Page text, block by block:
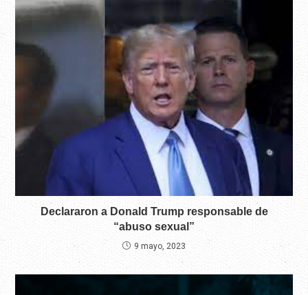
Declararon a Donald Trump responsable de
“abuso sexual”
9 mayo, 2023